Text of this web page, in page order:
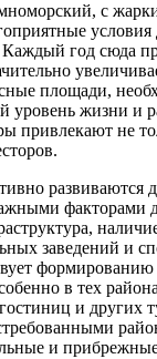
с
Каждый год сюда
площади,
уровень жизни и
привлекают не
развиваются
факторами
заведений и
формированию
в тех
и других
и